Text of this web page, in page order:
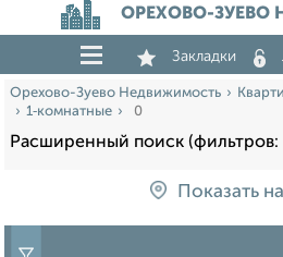
ОРЕХОВО-ЗУЕВО
Закладки
Орехово-Зуево Недвижимость
1‑комнатные
0
Расширенный поиск (фильтров:
Показать